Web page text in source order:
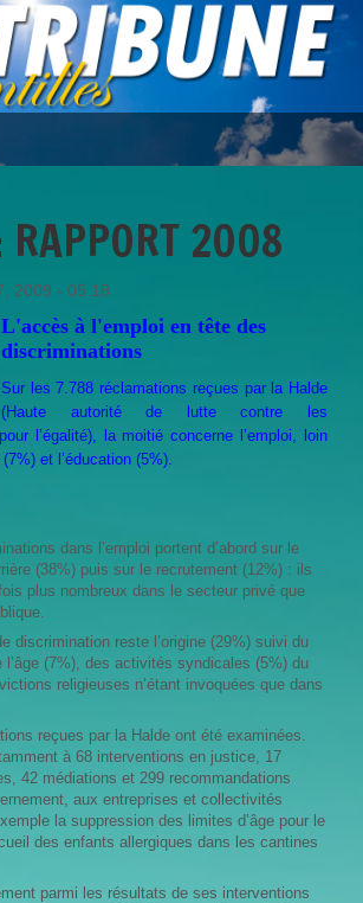
RAPPORT 2008
2009 - 05:18
L'accès à l'emploi en tête des
discriminations
Sur les 7.788 réclamations reçues par la Halde
(Haute autorité de lutte contre les
l’égalité), la moitié concerne l’emploi, loin
et l’éducation (5%).
dans l’emploi portent d’abord sur le
(38%) puis sur le recrutement (12%) : ils
plus nombreux dans le secteur privé que
discrimination reste l’origine (29%) suivi du
l’âge (7%), des activités syndicales (5%) du
religieuses n’étant invoquées que dans
reçues par la Halde ont été examinées.
à 68 interventions en justice, 17
42 médiations et 299 recommandations
aux entreprises et collectivités
la suppression des limites d’âge pour le
des enfants allergiques dans les cantines
parmi les résultats de ses interventions